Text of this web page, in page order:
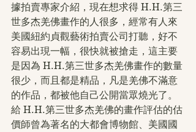
據拍賣專家介紹，現在想求得 H.H.第三
世多杰羌佛畫作的人很多，經常有人來
美國紐約貞觀藝術拍賣公司打聽，好不
容易出現一幅，很快就被搶走，這主要
是因為 H.H.第三世多杰羌佛畫作的數量
很少，而且都是精品，凡是羌佛不滿意
的作品，都被他自己公開當眾燒光了。
給 H.H.第三世多杰羌佛的畫作評估的估
價師曾為著名的大都會博物館、美國國